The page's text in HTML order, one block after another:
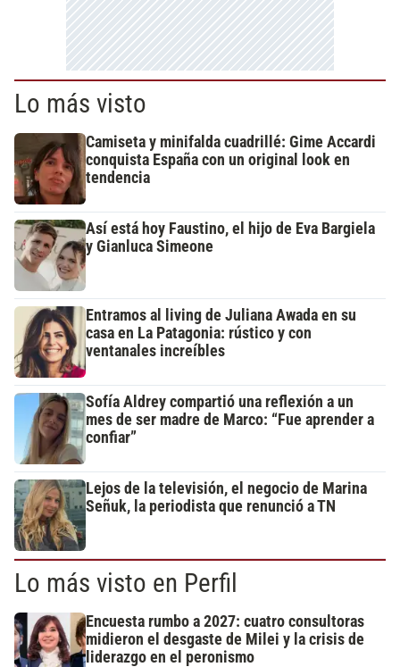
Lo más visto
Camiseta y minifalda cuadrillé: Gime Accardi
conquista España con un original look en
tendencia
Así está hoy Faustino, el hijo de Eva Bargiela
y Gianluca Simeone
Entramos al living de Juliana Awada en su
casa en La Patagonia: rústico y con
ventanales increíbles
Sofía Aldrey compartió una reflexión a un
mes de ser madre de Marco: “Fue aprender a
confiar”
Lejos de la televisión, el negocio de Marina
Señuk, la periodista que renunció a TN
Lo más visto en Perfil
Encuesta rumbo a 2027: cuatro consultoras
midieron el desgaste de Milei y la crisis de
liderazgo en el peronismo